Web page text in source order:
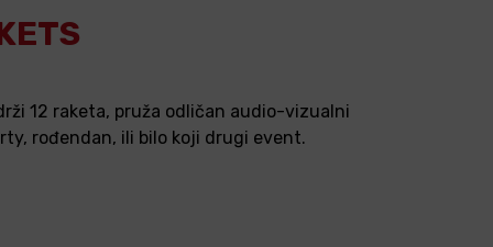
12 raketa, pruža odličan audio-vizualni
rođendan, ili bilo koji drugi event.